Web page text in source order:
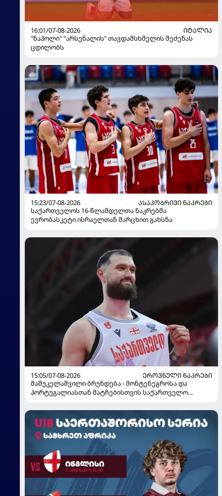
16:01/07-08-2026
ᲘᲢᲐᲚᲘᲐ
"ნაპოლი" "არსენალის" თავდამსხმელის შეძენას
ცდილობს
15:23/07-08-2026
ᲐᲡᲐᲙᲝᲑᲠᲘᲕᲘ ᲜᲐᲙᲠᲔᲑᲘ
საქართველოს 16-წლამდელთა ნაკრებმა
ევრობასკეტი ისრაელთან მარცხით გახსნა
15:05/07-08-2026
ᲔᲠᲝᲕᲜᲣᲚᲘ ᲜᲐᲙᲠᲔᲑᲘ
მამუკელაშვილი ბრუნდება - მონტენეგროსა და
პორტუგალიასთან მატჩებისთვის საქართველო